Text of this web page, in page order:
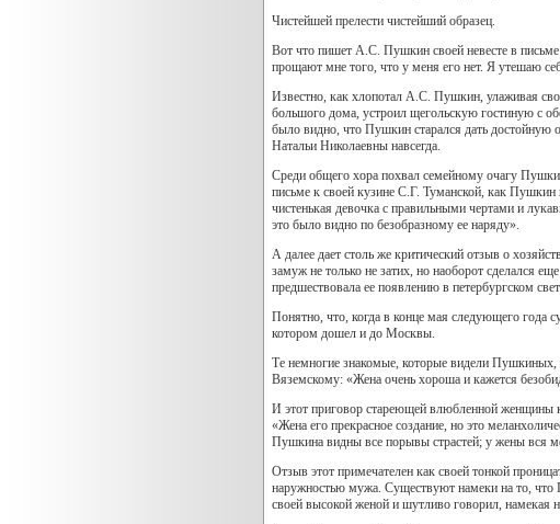
Чистейшей прелести чистейший образец.
Вот что пишет А.С. Пушкин своей невесте в
прощают мне того, что у меня его нет. Я утешаю
Известно, как хлопотал А.С. Пушкин, улаживая
большого дома, устроил щегольскую гостиную с
было видно, что Пушкин старался дать достойную
Натальи Николаевны навсегда.
Среди общего хора похвал семейному очагу
письме к своей кузине С.Г. Туманской, как
чистенькая девочка с правильными чертами и
это было видно по безобразному ее наряду».
А далее дает столь же критический отзыв о
замуж не только не затих, но наоборот сделался
предшествовала ее появлению в петербургском
Понятно, что, когда в конце мая следующего года
котором дошел и до Москвы.
Те немногие знакомые, которые видели Пушкиных,
Вяземскому: «Жена очень хороша и кажется
И этот приговор стареющей влюбленной женщины
«Жена его прекрасное создание, но это
Пушкина видны все порывы страстей; у жены вся
Отзыв этот примечателен как своей тонкой
наружностью мужа. Существуют намеки на то, что
своей высокой женой и шутливо говорил, намекая